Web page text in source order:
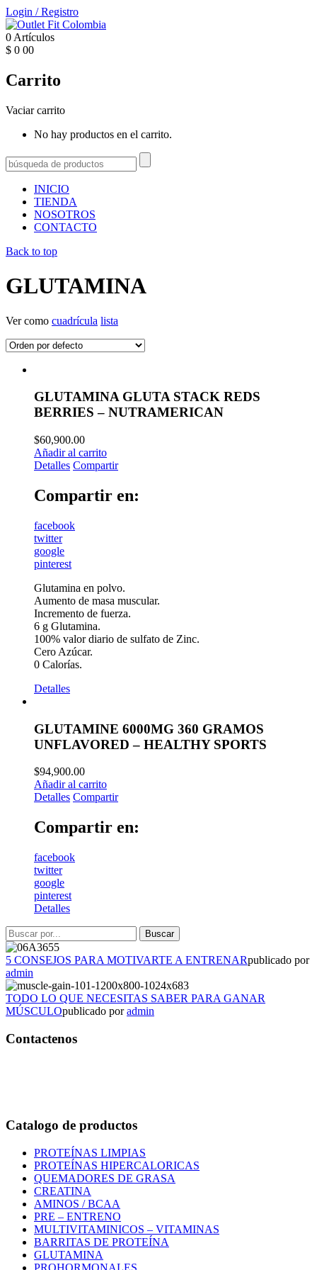
Login /Registro
0 Artículos
$ 0 00
Carrito
Vaciar carrito
No hay productos en el carrito.
INICIO
TIENDA
NOSOTROS
CONTACTO
Back to top
GLUTAMINA
Ver como cuadrícula lista
GLUTAMINA GLUTA STACK REDS
BERRIES – NUTRAMERICAN
$60,900.00
Añadir al carrito
Detalles Compartir
Compartir en:
facebook
twitter
google
pinterest
Glutamina en polvo.
Aumento de masa muscular.
Incremento de fuerza.
6 g Glutamina.
100% valor diario de sulfato de Zinc.
Cero Azúcar.
0 Calorías.
Detalles
GLUTAMINE 6000MG 360 GRAMOS
UNFLAVORED – HEALTHY SPORTS
$94,900.00
Añadir al carrito
Detalles Compartir
Compartir en:
facebook
twitter
google
pinterest
Detalles
5 CONSEJOS PARA MOTIVARTE A ENTRENARpublicado por
admin
TODO LO QUE NECESITAS SABER PARA GANAR
MÚSCULOpublicado poradmin
Contactenos
Catalogo de productos
PROTEÍNAS LIMPIAS
PROTEÍNAS HIPERCALORICAS
QUEMADORES DE GRASA
CREATINA
AMINOS / BCAA
PRE – ENTRENO
MULTIVITAMINICOS – VITAMINAS
BARRITAS DE PROTEÍNA
GLUTAMINA
PROHORMONALES